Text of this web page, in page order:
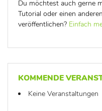
Du möchtest auch gerne
Tutorial oder einen
veröffentlichen? Einfach
KOMMENDE
Keine Veranstaltungen